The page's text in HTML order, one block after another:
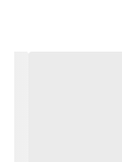
طبیعی چوب هست